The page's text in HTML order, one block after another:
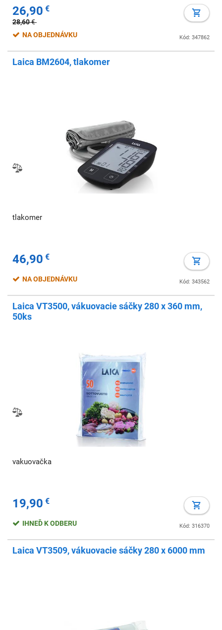
26,90 €
28,60€
Kód: 347862
NA OBJEDNÁVKU
Laica BM2604, tlakomer
tlakomer
46,90 €
Kód: 343562
NA OBJEDNÁVKU
Laica VT3500, vákuovacie sáčky 280 x 360 mm,
50ks
vakuovačka
19,90 €
Kód: 316370
IHNEĎ K ODBERU
Laica VT3509, vákuovacie sáčky 280 x 6000 mm